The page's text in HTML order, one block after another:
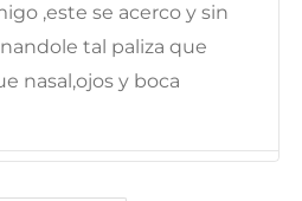
,este se acerco y sin
tal paliza que
nasal,ojos y boca